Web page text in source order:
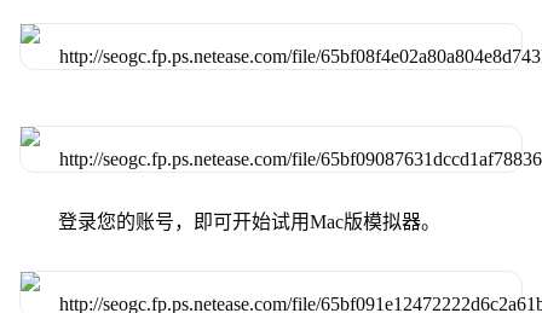
登录您的账号，即可开始试用Mac版模拟器。